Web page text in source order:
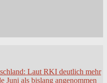
Laut RKI deutlich mehr
Juni als bislang angenommen